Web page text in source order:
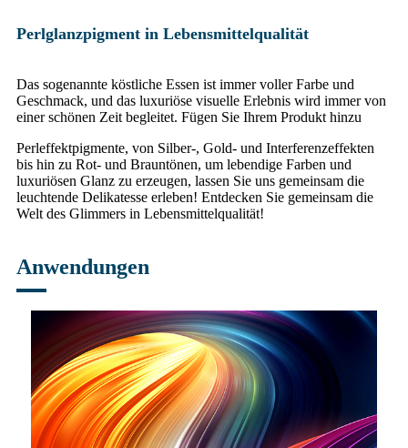
Perlglanzpigment in Lebensmittelqualität
Das sogenannte köstliche Essen ist immer voller Farbe und
Geschmack, und das luxuriöse visuelle Erlebnis wird immer von
einer schönen Zeit begleitet. Fügen Sie Ihrem Produkt hinzu
Perleffektpigmente, von Silber-, Gold- und Interferenzeffekten
bis hin zu Rot- und Brauntönen, um lebendige Farben und
luxuriösen Glanz zu erzeugen, lassen Sie uns gemeinsam die
leuchtende Delikatesse erleben! Entdecken Sie gemeinsam die
Welt des Glimmers in Lebensmittelqualität!
Anwendungen